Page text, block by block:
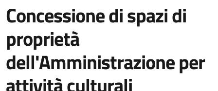
Concessione di spazi di
proprietà
dell'Amministrazione per